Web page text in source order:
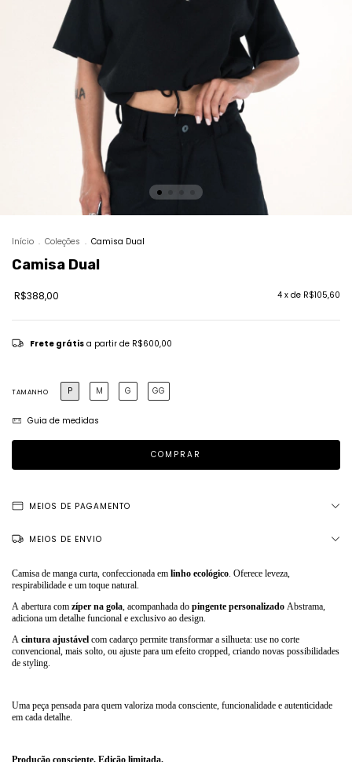
Início . Coleções . Camisa Dual
Camisa Dual
R$388,00 4 x de R$105,60
Frete grátis a partir de R$600,00
TAMANHO P M G GG
Guia de medidas
MEIOS DE PAGAMENTO
MEIOS DE ENVIO
Camisa de manga curta, confeccionada em linho ecológico. Oferece leveza,
respirabilidade e um toque natural.
A abertura com zíper na gola, acompanhada do pingente personalizado Abstrama,
adiciona um detalhe funcional e exclusivo ao design.
A cintura ajustável com cadarço permite transformar a silhueta: use no corte
convencional, mais solto, ou ajuste para um efeito cropped, criando novas possibilidades
de styling.
Uma peça pensada para quem valoriza moda consciente, funcionalidade e autenticidade
em cada detalhe.
Produção consciente. Edição limitada.